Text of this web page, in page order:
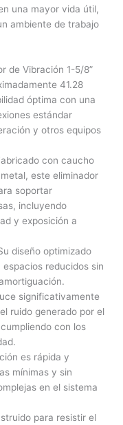
una mayor vida útil,
ambiente de trabajo
de Vibración 1-5/8”
41.28
óptima con una
estándar
y otros equipos
con caucho
este eliminador
soportar
incluyendo
y exposición a
diseño optimizado
reducidos sin
significativamente
ruido generado por el
con los
es rápida y
mínimas y sin
en el sistema
para resistir el